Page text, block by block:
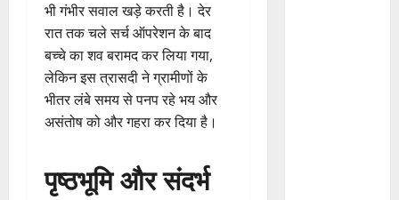
भी गंभीर सवाल खड़े करती है। देर
रात तक चले सर्च ऑपरेशन के बाद
बच्चे का शव बरामद कर लिया गया,
लेकिन इस त्रासदी ने ग्रामीणों के
भीतर लंबे समय से पनप रहे भय और
असंतोष को और गहरा कर दिया है।
पृष्ठभूमि और संदर्भ